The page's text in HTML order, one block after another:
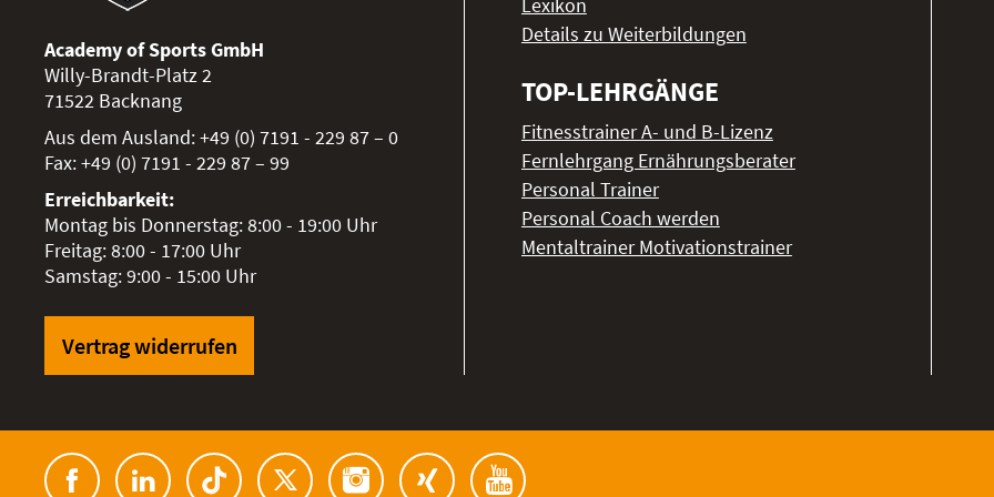
Academy of Sports GmbH
Willy-Brandt-Platz 2
71522 Backnang
Aus dem Ausland:+49 (0) 7191 - 229 87 – 0
Fax:+49 (0) 7191 - 229 87 – 99
Erreichbarkeit:
Montag bis Donnerstag: 8:00 - 19:00 Uhr
Freitag: 8:00 - 17:00 Uhr
Samstag: 9:00 - 15:00 Uhr
Vertrag widerrufen
Details zu Weiterbildungen
TOP-LEHRGÄNGE
Fitnesstrainer A- und B-Lizenz
Fernlehrgang Ernährungsberater
Personal Trainer
Personal Coach werden
Mentaltrainer Motivationstrainer